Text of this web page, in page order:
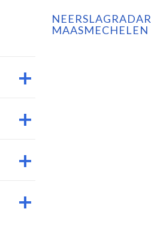
NEERSLAGRADAR
MAASMECHELEN